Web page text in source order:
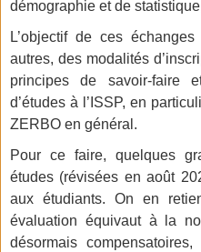
démographie et de
L’objectif de ces
autres, des modalités
principes de savoir-faire
d’études à l’ISSP, en
ZERBO en général.
Pour ce faire, quelques
études (révisées en août
aux étudiants. On en
évaluation équivaut à la
désormais